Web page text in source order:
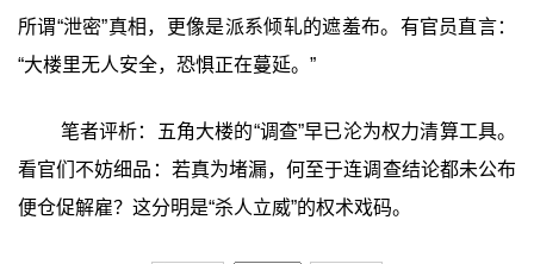
所谓“泄密”真相，更像是派系倾轧的遮羞布。有官员直言：
“大楼里无人安全，恐惧正在蔓延。”
笔者评析：五角大楼的“调查”早已沦为权力清算工具。
看官们不妨细品：若真为堵漏，何至于连调查结论都未公布
便仓促解雇？这分明是“杀人立威”的权术戏码。